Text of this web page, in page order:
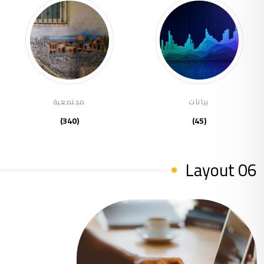
بيانات
(45)
مجتمعية
(340)
Layout 06
(39)